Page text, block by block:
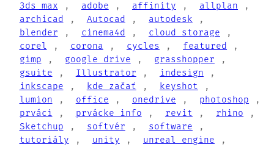
3ds max , adobe , affinity , allplan
archicad
, Autocad , autodesk
blender
, cinema4d , cloud storage
corel
, corona , cycles , featured
gimp
, google drive , grasshopper
gsuite
, Illustrator , indesign
inkscape
, kde začať , keyshot
lumion
, office , onedrive , photoshop
prváci
, prvácke info , revit , rhino
Sketchup
, softvér , software
tutoriály
, unity , unreal engine